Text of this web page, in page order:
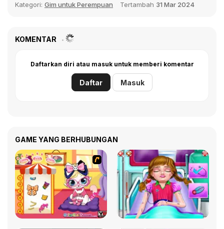
Kategori: Gim untuk Perempuan Tertambah 31 Mar 2024
KOMENTAR
Daftarkan diri atau masuk untuk memberi komentar
Daftar Masuk
GAME YANG BERHUBUNGAN